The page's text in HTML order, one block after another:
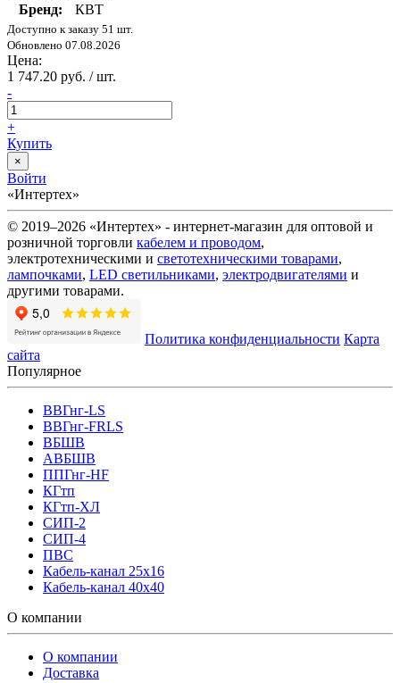
Бренд:
КВТ
Доступно к заказу 51 шт.
Обновлено 07.08.2026
Цена:
1 747.20 руб. / шт.
-
+
Купить
×
Войти
«Интертех»
© 2019–2026 «Интертех» - интернет-магазин для оптовой и
розничной торговли кабелем и проводом,
электротехническими и светотехническими товарами,
лампочками, LED светильниками, электродвигателями и
другими товарами.
Политика конфиденциальности Карта
сайта
Популярное
ВВГнг-LS
ВВГнг-FRLS
ВБШВ
АВБШВ
ППГнг-HF
КГтп
КГтп-ХЛ
СИП-2
СИП-4
ПВС
Кабель-канал 25х16
Кабель-канал 40х40
О компании
О компании
Доставка